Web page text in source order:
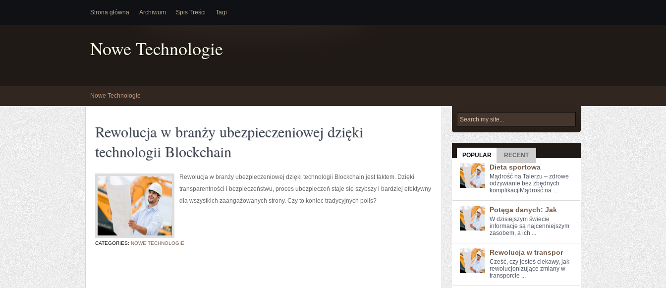
Strona główna Archiwum Spis Treści Tagi
Nowe Technologie
Nowe Technologie
Rewolucja w branży ubezpieczeniowej dzięki
technologii Blockchain
Rewolucja w branży ubezpieczeniowej dzięki technologii Blockchain jest faktem. Dzięki
transparentności i bezpieczeństwu, proces ubezpieczeń staje się szybszy i bardziej efektywny
dla wszystkich zaangażowanych strony. Czy to koniec tradycyjnych polis?
CATEGORIES: NOWE TECHNOLOGIE
POPULAR RECENT
Dieta sportowa
Mądrość na Talerzu – zdrowe
odżywianie bez zbędnych
komplikacjiMądrość na ...
Potęga danych: Jak
W dzisiejszym świecie
informacje są najcenniejszym⁣
zasobem, a ich ...
Rewolucja w transpor
Cześć, czy jesteś ciekawy, ⁤jak⁢
rewolucjonizujące‍ zmiany⁢ w
transporcie​ ...